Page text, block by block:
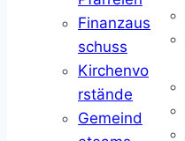
Finanzaus
schuss
Kirchenvo
rstände
Gemeind